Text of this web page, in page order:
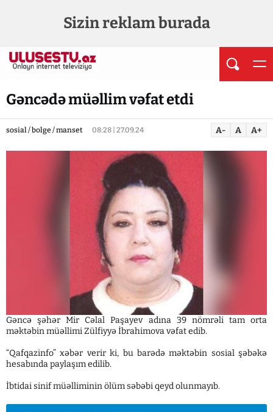
Sizin reklam burada
Gəncədə müəllim vəfat etdi
sosial / bolge / manset 08:28 | 27.09.24 A- A A+
Gəncə şəhər Mir Cəlal Paşayev adına 39 nömrəli tam orta
məktəbin müəllimi Zülfiyyə İbrahimova vəfat edib.
“Qafqazinfo” xəbər verir ki, bu barədə məktəbin sosial şəbəkə
hesabında paylaşım edilib.
İbtidai sinif müəlliminin ölüm səbəbi qeyd olunmayıb.